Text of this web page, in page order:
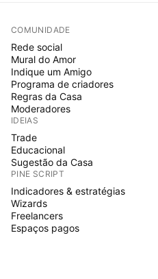
COMUNIDADE
Rede social
Mural do Amor
Indique um Amigo
Programa de criadores
Regras da Casa
Moderadores
IDEIAS
Trade
Educacional
Sugestão da Casa
PINE SCRIPT
Indicadores & estratégias
Wizards
Freelancers
Espaços pagos